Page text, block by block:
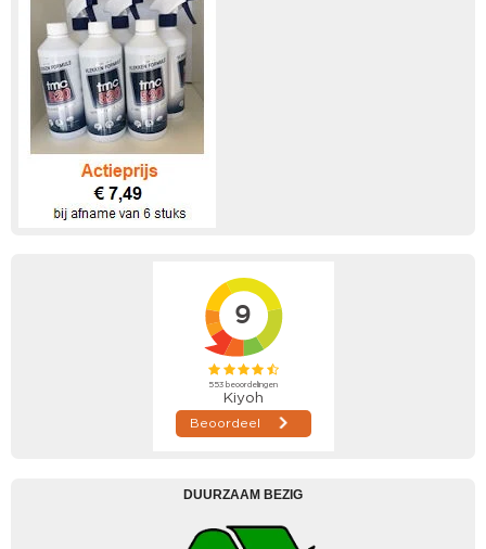
DUURZAAM BEZIG